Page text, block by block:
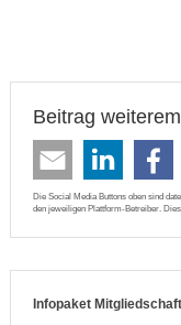
Beitrag
Die Social Media Buttons oben sind
den jeweiligen Plattform-Betreiber.
Infopaket Mitgliedschaft